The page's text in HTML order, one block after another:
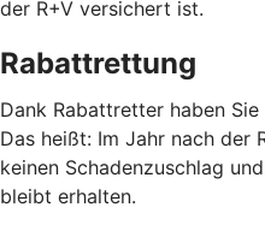
der R+V versichert ist.
Rabattrettung
Dank Rabattretter haben
Das heißt: Im Jahr nach der
keinen Schadenzuschlag
bleibt erhalten.